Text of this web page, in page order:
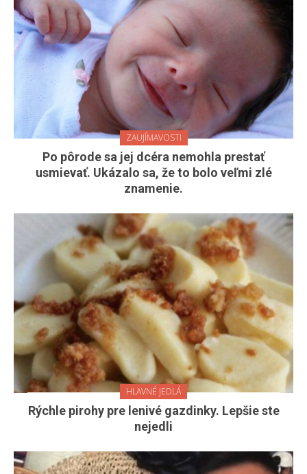
ZAUJÍMAVOSTI
Po pôrode sa jej dcéra nemohla prestať
usmievať. Ukázalo sa, že to bolo veľmi zlé
znamenie.
HLAVNÉ JEDLÁ
Rýchle pirohy pre lenivé gazdinky. Lepšie ste
nejedli